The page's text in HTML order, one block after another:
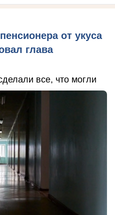
от укуса
глава
все, что могли